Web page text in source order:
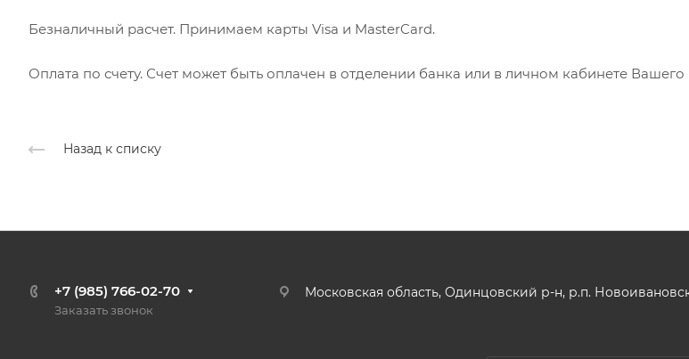
Безналичный расчет. Принимаем карты Visa и MasterCard.
Оплата по счету. Счет может быть оплачен в отделении банка или в личном кабинете Вашего
Назад к списку
+7 (985) 766-02-70
Заказать звонок
Московская область, Одинцовский р-н, р.п.